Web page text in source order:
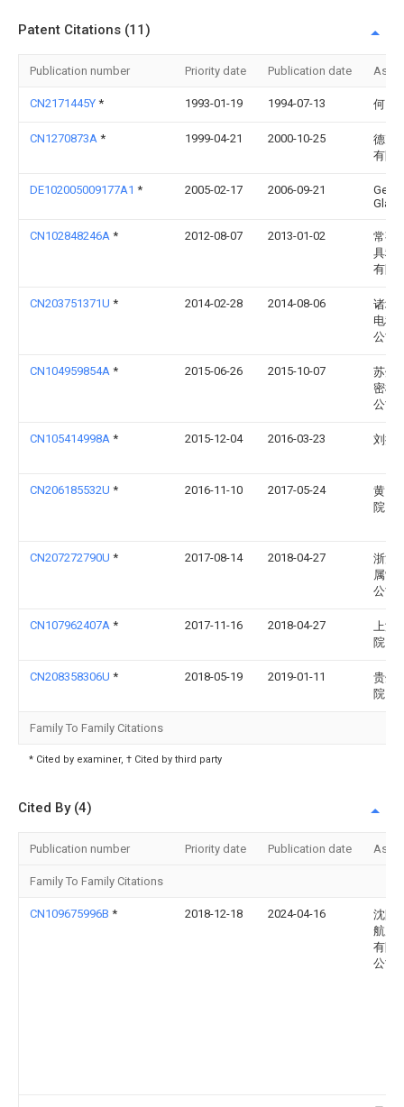
Patent Citations (11)
Publication number Priority date Publication date
CN2171445Y * 1993-01-19 1994-07-13 何以
CN1270873A * 1999-04-21 2000-10-25
德克
有限
DE102005009177A1 * 2005-02-17 2006-09-21
Gerd
CN102848246A * 2012-08-07 2013-01-02
常熟
具科
有限
CN203751371U * 2014-02-28 2014-08-06
诸城
电科
公司
CN104959854A * 2015-06-26 2015-10-07
苏州
密机
公司
CN105414998A * 2015-12-04 2016-03-23 刘操
CN206185532U * 2016-11-10 2017-05-24
黄冈
院
CN207272790U * 2017-08-14 2018-04-27
浙江
属制
公司
CN107962407A * 2017-11-16 2018-04-27
上海
院
CN208358306U * 2018-05-19 2019-01-11
贵州
院
Family To Family Citations
* Cited by examiner, † Cited by third party
Cited By (4)
Publication number Priority date Publication date
Family To Family Citations
CN109675996B * 2018-12-18 2024-04-16
沈阳
航空
有限
公司